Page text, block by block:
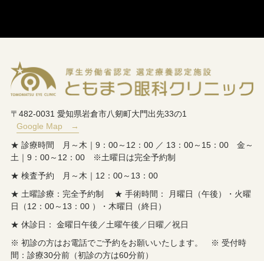
〒482-0031 愛知県岩倉市八剱町大門出先33の1
Google Map →
★ 診療時間 月～木｜9：00～12：00 ／ 13：00～15：00 金～
土｜9：00～12：00 ※土曜日は完全予約制
★ 検査予約 月～木｜12：00～13：00
★ 土曜診療：完全予約制 ★ 手術時間： 月曜日（午後）・火曜
日（12：00～13：00 ）・木曜日（終日）
★ 休診日： 金曜日午後／土曜午後／日曜／祝日
※ 初診の方はお電話でご予約をお願いいたします。 ※ 受付時
間：診療30分前（初診の方は60分前）